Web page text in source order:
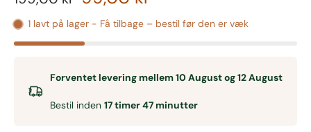
1 lavt på lager - Få tilbage – bestil før den er væk
Forventet levering mellem 10 August og 12 August
Bestil inden 17 timer 47 minutter